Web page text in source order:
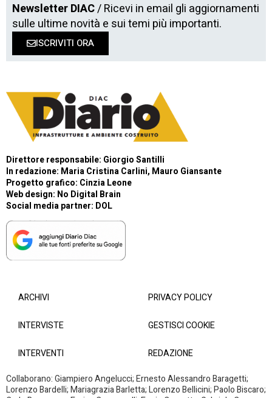
Newsletter DIAC/ Ricevi in email gli aggiornamenti
sulle ultime novità e sui temi più importanti.
ISCRIVITI ORA
Direttore responsabile: Giorgio Santilli
In redazione: Maria Cristina Carlini, Mauro Giansante
Progetto grafico: Cinzia Leone
Web design: No Digital Brain
Social media partner: DOL
ARCHIVI
INTERVISTE
INTERVENTI
PRIVACY POLICY
GESTISCI COOKIE
REDAZIONE
Collaborano: Giampiero Angelucci; Ernesto Alessandro Baragetti;
Lorenzo Bardelli; Mariagrazia Barletta; Lorenzo Bellicini; Paolo Biscaro;